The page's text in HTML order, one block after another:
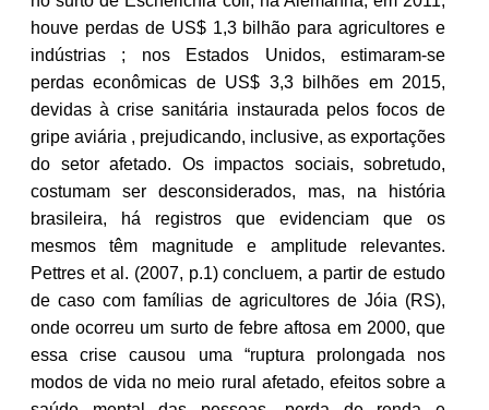
houve perdas de US$ 1,3 bilhão para agricultores e
indústrias ; nos Estados Unidos, estimaram-se
perdas econômicas de US$ 3,3 bilhões em 2015,
devidas à crise sanitária instaurada pelos focos de
gripe aviária , prejudicando, inclusive, as exportações
do setor afetado. Os impactos sociais, sobretudo,
costumam ser desconsiderados, mas, na história
brasileira, há registros que evidenciam que os
mesmos têm magnitude e amplitude relevantes.
Pettres et al. (2007, p.1) concluem, a partir de estudo
de caso com famílias de agricultores de Jóia (RS),
onde ocorreu um surto de febre aftosa em 2000, que
essa crise causou uma “ruptura prolongada nos
modos de vida no meio rural afetado, efeitos sobre a